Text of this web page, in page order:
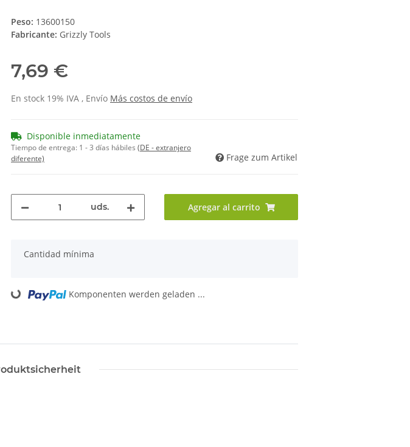
Peso: 13600150
Fabricante: Grizzly Tools
7,69 €
En stock 19% IVA , Envío Más costos de envío
Disponible inmediatamente
Tiempo de entrega: 1 - 3 días hábiles (DE - extranjero
diferente)
Frage zum Artikel
uds. Agregar al carrito
x
Cantidad mínima
Loading... Komponenten werden geladen ...